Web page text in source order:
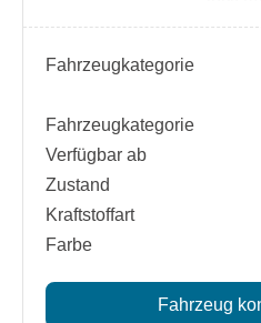
Fahrzeugkategorie
Fahrzeugkategorie
Verfügbar ab
Zustand
Kraftstoffart
Farbe
Fahrzeug